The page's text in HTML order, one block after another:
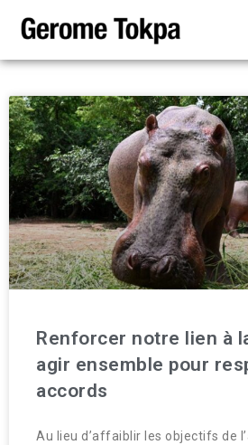
Renforcer notre lien à
agir ensemble pour
accords
Au lieu d’affaiblir les objectifs de